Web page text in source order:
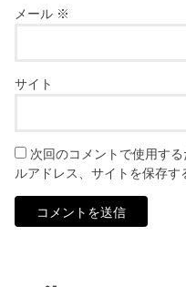
メール ※
サイト
次回のコメントで使用す
ルアドレス、サイトを保存す